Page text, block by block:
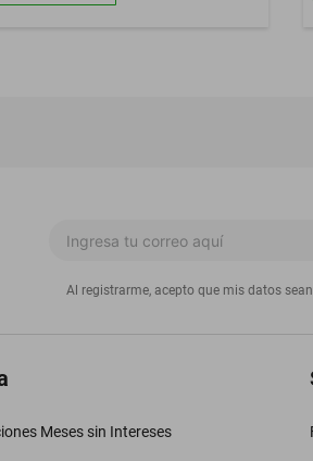
Al registrarme, acepto que mis datos
Meses sin Intereses